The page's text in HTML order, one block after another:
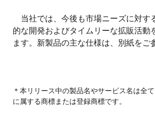
当社では、今後も市場ニーズに対す
的な開発およびタイムリーな拡販活動
ます。新製品の主な仕様は、 別紙をご
＊本リリース中の製品名やサービス名は全
に属する商標または登録商標です。